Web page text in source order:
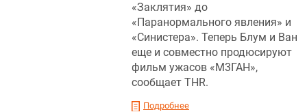
«Заклятия» до
«Паранормального явления» и
«Синистера». Теперь Блум и Ван
еще и совместно продюсируют
фильм ужасов «М3ГАН»,
сообщает THR.
Подробнее